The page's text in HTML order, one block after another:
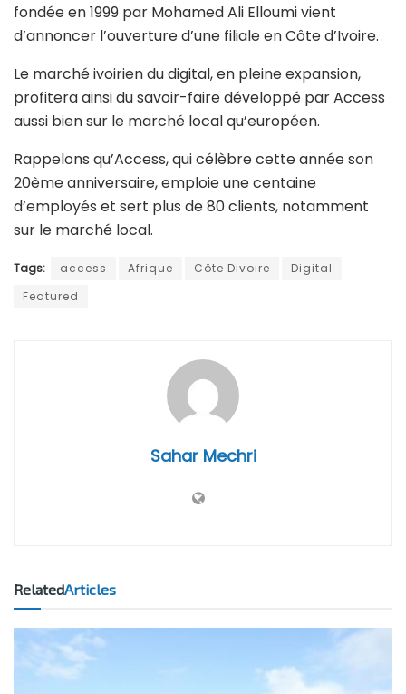
fondée en 1999 par Mohamed Ali Elloumi vient
d’annoncer l’ouverture d’une filiale en Côte d’Ivoire.
Le marché ivoirien du digital, en pleine expansion,
profitera ainsi du savoir-faire développé par Access
aussi bien sur le marché local qu’européen.
Rappelons qu’Access, qui célèbre cette année son
20ème anniversaire, emploie une centaine
d’employés et sert plus de 80 clients, notamment
sur le marché local.
Tags: access Afrique Côte Divoire
Digital
Featured
Sahar Mechri
RelatedArticles